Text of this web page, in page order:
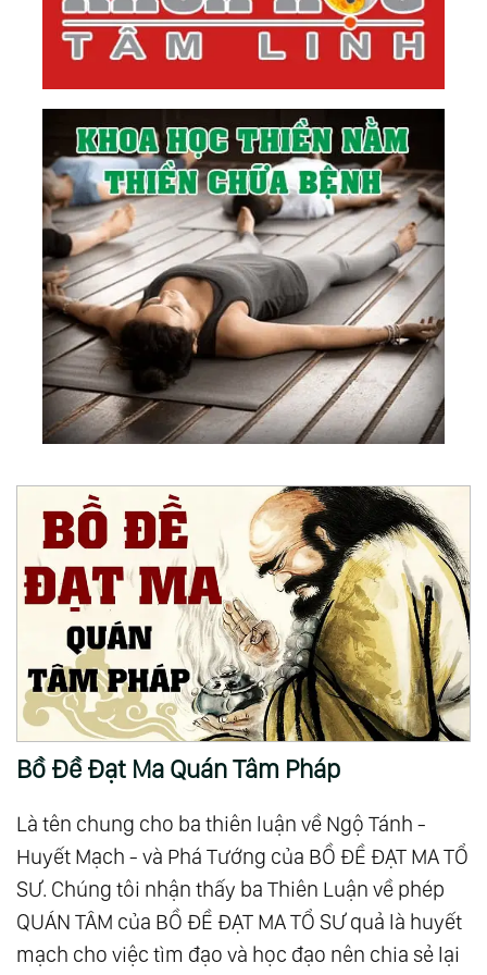
Bồ Đề Đạt Ma Quán Tâm Pháp
Là tên chung cho ba thiên luận về Ngộ Tánh -
Huyết Mạch - và Phá Tướng của BỒ ĐỀ ĐẠT MA TỔ
SƯ. Chúng tôi nhận thấy ba Thiên Luận về phép
QUÁN TÂM của BỒ ĐỀ ĐẠT MA TỔ SƯ quả là huyết
mạch cho việc tìm đạo và học đạo nên chia sẻ lại